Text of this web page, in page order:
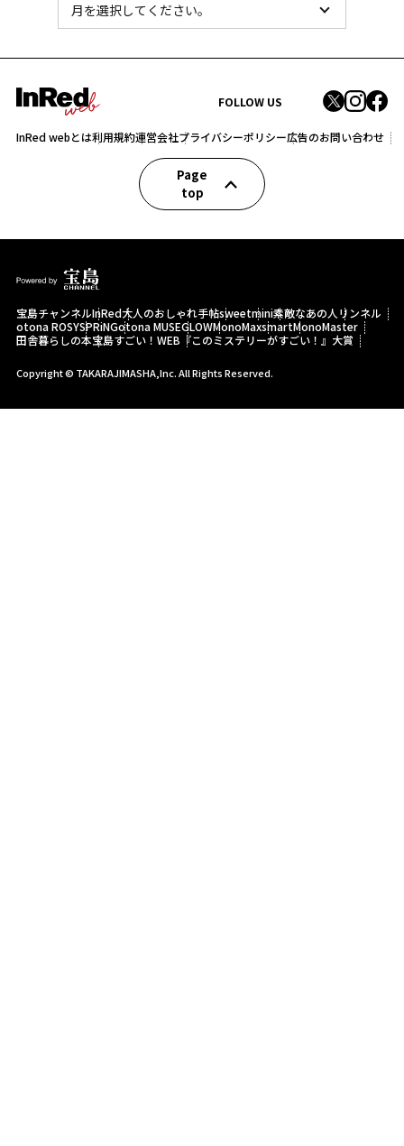
FOLLOW US
InRed webとは利用規約運営会社プライバシーポリシー広告のお問い合わせ
Page
top
宝島チャンネルInRed大人のおしゃれ手帖sweetmini素敵なあの人 リンネル
otona ROSYSPRiNGotona MUSEGLOWMonoMaxsmartMonoMaster
田舎暮らしの本宝島すごい！WEB 『このミステリーがすごい！』大賞
Copyright © TAKARAJIMASHA,Inc. All Rights Reserved.